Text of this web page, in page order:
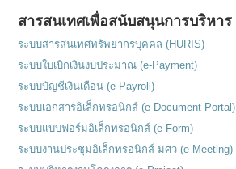
สารสนเทศเพื่อสนับสนุนการบริหาร
ระบบสารสนเทศทรัพยากรบุคคล (HURIS)
ระบบใบเบิกเงินงบประมาณ (e-Payment)
ระบบบัญชีเงินเดือน (e-Payroll)
ระบบเอกสารอิเล็กทรอนิกส์ (e-Document Portal)
ระบบแบบฟอร์มอิเล็กทรอนิกส์ (e-Form)
ระบบงานประชุมอิเล็กทรอนิกส์ มศว (e-Meeting)